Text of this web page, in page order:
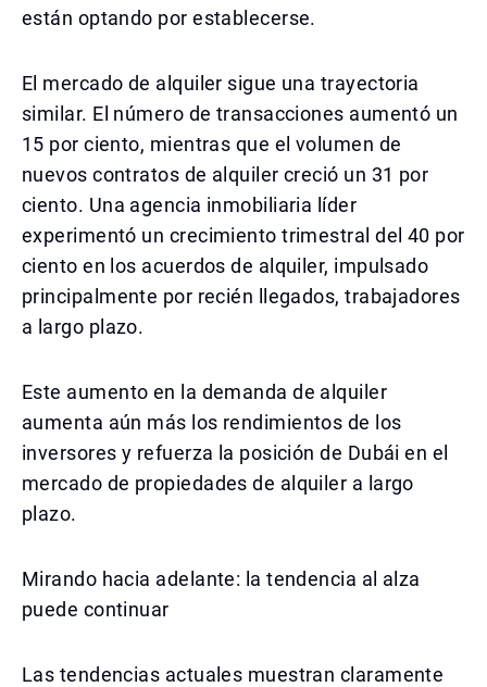
están optando por establecerse.
El mercado de alquiler sigue una trayectoria
similar. El número de transacciones aumentó un
15 por ciento, mientras que el volumen de
nuevos contratos de alquiler creció un 31 por
ciento. Una agencia inmobiliaria líder
experimentó un crecimiento trimestral del 40 por
ciento en los acuerdos de alquiler, impulsado
principalmente por recién llegados, trabajadores
a largo plazo.
Este aumento en la demanda de alquiler
aumenta aún más los rendimientos de los
inversores y refuerza la posición de Dubái en el
mercado de propiedades de alquiler a largo
plazo.
Mirando hacia adelante: la tendencia al alza
puede continuar
Las tendencias actuales muestran claramente